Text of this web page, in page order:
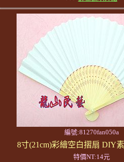
編號:81270fan050a
8寸(21cm)彩繪空白摺扇 DIY
特價NT:14元